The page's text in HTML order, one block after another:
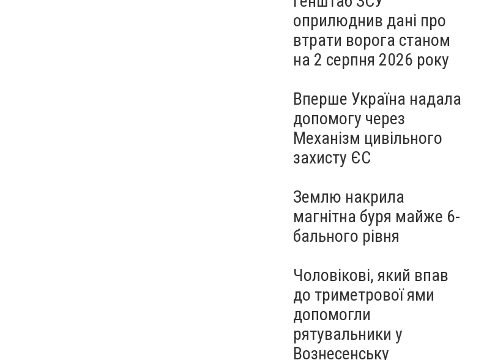
оприлюднив дані про
втрати ворога станом
на 2 серпня 2026 року
Вперше Україна надала
допомогу через
Механізм цивільного
захисту ЄС
Землю накрила
магнітна буря майже 6-
бального рівня
Чоловікові, який впав
до триметрової ями
допомогли
рятувальники у
Вознесенську